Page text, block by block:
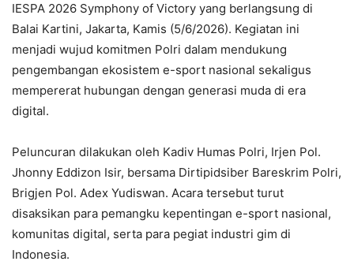
IESPA 2026 Symphony of Victory yang berlangsung di
Balai Kartini, Jakarta, Kamis (5/6/2026). Kegiatan ini
menjadi wujud komitmen Polri dalam mendukung
pengembangan ekosistem e-sport nasional sekaligus
mempererat hubungan dengan generasi muda di era
digital.
Peluncuran dilakukan oleh Kadiv Humas Polri, Irjen Pol.
Jhonny Eddizon Isir, bersama Dirtipidsiber Bareskrim Polri,
Brigjen Pol. Adex Yudiswan. Acara tersebut turut
disaksikan para pemangku kepentingan e-sport nasional,
komunitas digital, serta para pegiat industri gim di
Indonesia.